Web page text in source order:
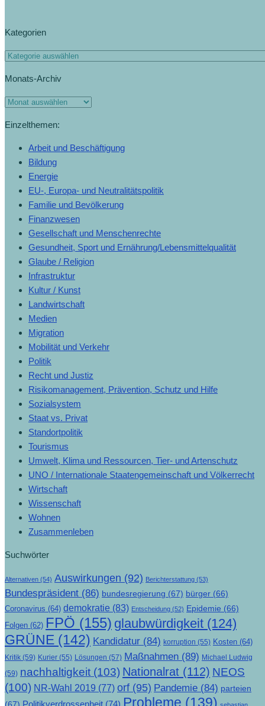
Kategorien
Kategorien
Monats-Archiv
Monats-
Einzelthemen:
Arbeit und Beschäftigung
Bildung
Energie
EU-, Europa- und Neutralitätspolitik
Familie und Bevölkerung
Finanzwesen
Gesellschaft und Menschenrechte
Gesundheit, Sport und Ernährung/Lebensmittelqualität
Glaube / Religion
Infrastruktur
Kultur / Kunst
Landwirtschaft
Medien
Migration
Mobilität und Verkehr
Politik
Recht und Justiz
Risikomanagement, Prävention, Schutz und Hilfe
Sozialsystem
Staat vs. Privat
Standortpolitik
Tourismus
Umwelt, Klima und Ressourcen, Tier- und Artenschutz
UNO / Internationale Staatengemeinschaft und Völkerrecht
Wirtschaft
Wissenschaft
Wohnen
Zusammenleben
Suchwörter
Alternativen (54) Auswirkungen (92) Berichterstattung (53)
Bundespräsident (86) bundesregierung (67) bürger (66)
Coronavirus (64) demokratie (83) Entscheidung (52) Epidemie (66)
Folgen (62) FPÖ (155) glaubwürdigkeit (124)
GRÜNE (142) Kandidatur (84) korruption (55) Kosten (64)
Kritik (59) Kurier (55) Lösungen (57) Maßnahmen (89) Michael Ludwig
(59) nachhaltigkeit (103) Nationalrat (112) NEOS
(100) NR-Wahl 2019 (77) orf (95) Pandemie (84) parteien
Probleme (139)